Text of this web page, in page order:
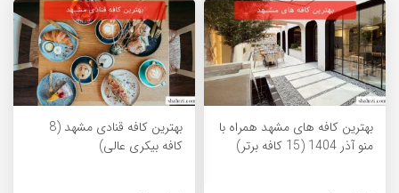
بهترین کافه های مشهد همراه با
منو آذر 1404 (15 کافه برتر)
بهترین کافه قنادی مشهد (8
کافه بیکری عالی)